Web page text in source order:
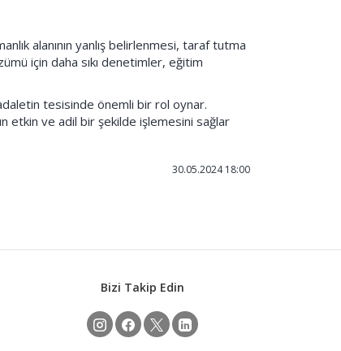
alanının yanlış belirlenmesi, taraf tutma
için daha sıkı denetimler, eğitim
tesisinde önemli bir rol oynar.
etkin ve adil bir şekilde işlemesini sağlar
30.05.2024 18:00
Bizi Takip Edin